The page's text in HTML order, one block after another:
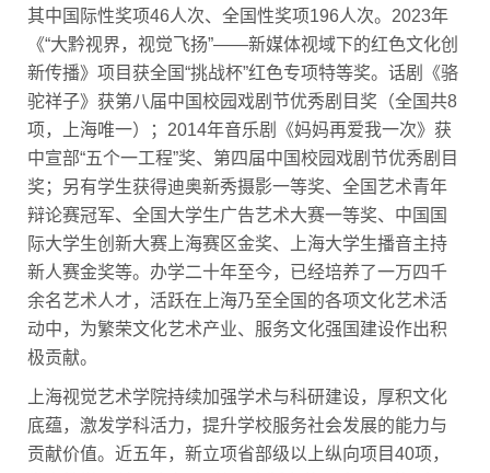
其中国际性奖项46人次、全国性奖项196人次。2023年
《“大黔视界，视觉飞扬”——新媒体视域下的红色文化创
新传播》项目获全国“挑战杯”红色专项特等奖。话剧《骆
驼祥子》获第八届中国校园戏剧节优秀剧目奖（全国共8
项，上海唯一）；2014年音乐剧《妈妈再爱我一次》获
中宣部“五个一工程”奖、第四届中国校园戏剧节优秀剧目
奖；另有学生获得迪奥新秀摄影一等奖、全国艺术青年
辩论赛冠军、全国大学生广告艺术大赛一等奖、中国国
际大学生创新大赛上海赛区金奖、上海大学生播音主持
新人赛金奖等。办学二十年至今，已经培养了一万四千
余名艺术人才，活跃在上海乃至全国的各项文化艺术活
动中，为繁荣文化艺术产业、服务文化强国建设作出积
极贡献。
上海视觉艺术学院持续加强学术与科研建设，厚积文化
底蕴，激发学科活力，提升学校服务社会发展的能力与
贡献价值。近五年，新立项省部级以上纵向项目40项，